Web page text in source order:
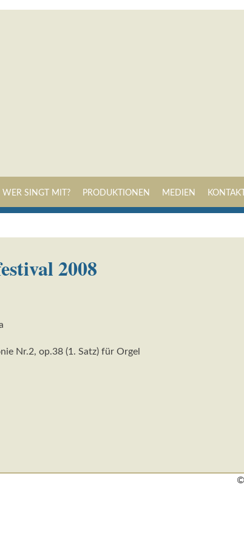
WER SINGT MIT? PRODUKTIONEN MEDIEN
2008
Nr.2, op.38 (1. Satz) für Orgel
©